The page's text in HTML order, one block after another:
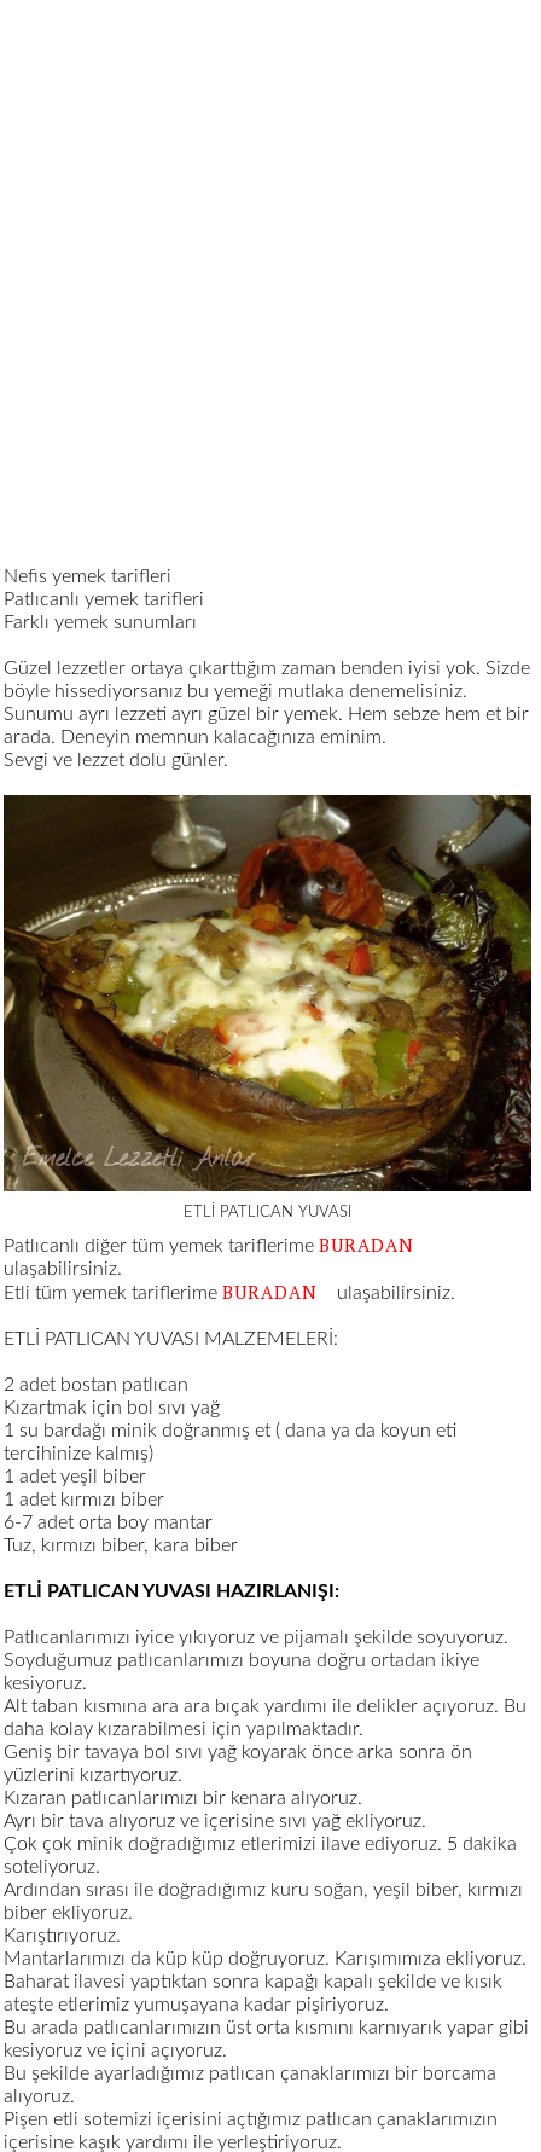
Nefis yemek tarifleri
Patlıcanlı yemek tarifleri
Farklı yemek sunumları
Güzel lezzetler ortaya çıkarttığım zaman benden iyisi yok. Sizde
böyle hissediyorsanız bu yemeği mutlaka denemelisiniz.
Sunumu ayrı lezzeti ayrı güzel bir yemek. Hem sebze hem et bir
arada. Deneyin memnun kalacağınıza eminim.
Sevgi ve lezzet dolu günler.
ETLİ PATLICAN YUVASI
Patlıcanlı diğer tüm yemek tariflerime BURADAN
ulaşabilirsiniz.
Etli tüm yemek tariflerime BURADAN ulaşabilirsiniz.
ETLİ PATLICAN YUVASI MALZEMELERİ:
2 adet bostan patlıcan
Kızartmak için bol sıvı yağ
1 su bardağı minik doğranmış et ( dana ya da koyun eti
tercihinize kalmış)
1 adet yeşil biber
1 adet kırmızı biber
6-7 adet orta boy mantar
Tuz, kırmızı biber, kara biber
ETLİ PATLICAN YUVASI HAZIRLANIŞI:
Patlıcanlarımızı iyice yıkıyoruz ve pijamalı şekilde soyuyoruz.
Soyduğumuz patlıcanlarımızı boyuna doğru ortadan ikiye
kesiyoruz.
Alt taban kısmına ara ara bıçak yardımı ile delikler açıyoruz. Bu
daha kolay kızarabilmesi için yapılmaktadır.
Geniş bir tavaya bol sıvı yağ koyarak önce arka sonra ön
yüzlerini kızartıyoruz.
Kızaran patlıcanlarımızı bir kenara alıyoruz.
Ayrı bir tava alıyoruz ve içerisine sıvı yağ ekliyoruz.
Çok çok minik doğradığımız etlerimizi ilave ediyoruz. 5 dakika
soteliyoruz.
Ardından sırası ile doğradığımız kuru soğan, yeşil biber, kırmızı
biber ekliyoruz.
Karıştırıyoruz.
Mantarlarımızı da küp küp doğruyoruz. Karışımımıza ekliyoruz.
Baharat ilavesi yaptıktan sonra kapağı kapalı şekilde ve kısık
ateşte etlerimiz yumuşayana kadar pişiriyoruz.
Bu arada patlıcanlarımızın üst orta kısmını karnıyarık yapar gibi
kesiyoruz ve içini açıyoruz.
Bu şekilde ayarladığımız patlıcan çanaklarımızı bir borcama
alıyoruz.
Pişen etli sotemizi içerisini açtığımız patlıcan çanaklarımızın
içerisine kaşık yardımı ile yerleştiriyoruz.